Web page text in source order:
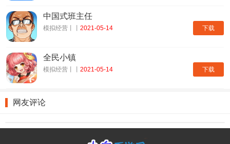
下载
中国式班主任
模拟经营丨丨 2021-05-14
下载
全民小镇
模拟经营丨丨 2021-05-14
网友评论